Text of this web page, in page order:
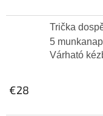
Trička
5 munkanap
Várható
€28